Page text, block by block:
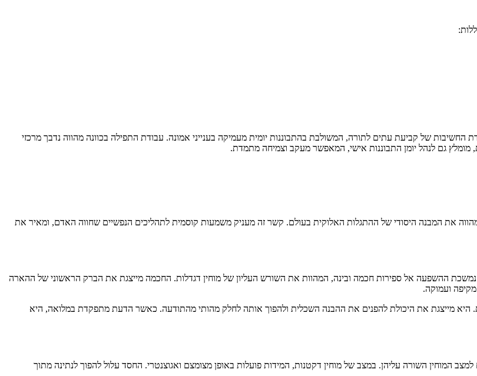
של קביעת עתים לתורה, המשולבת בהתבוננות יומית מעמיקה בענייני אמונה. עבודת התפילה בכוונה מהווה נדבך מרכזי
גם לנהל יומן התבוננות אישי, המאפשר מעקב וצמיחה מתמדת.
את המבנה היסודי של ההתגלות האלוקית בעולם. קשר זה מעניק משמעות קוסמית לתהליכים הנפשיים שחווה האדם, ומאיר את
ההשפעה אל ספירות חכמה ובינה, המהוות את השורש העליון של מוחין דגדלות. החכמה מייצגת את הברק הראשוני של ההארה
ועמוקה.
היא מייצגת את היכולת להפנים את ההבנה השכלית ולהפוך אותה לחלק מהותי מהתודעה. כאשר הדעת מתפקדת במלואה, היא
המוחין השורה עליהן. במצב של מוחין דקטנות, המידות פועלות באופן מצומצם ואגוצנטרי. החסד עלול להפוך לנתינה מתוך